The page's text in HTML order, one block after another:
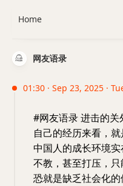
网友语录
01:30 · Sep 23, 2025 ·
#网友语录 进击的
自己的经历来看，就
中国人的成长环境
不教，甚至打压，
恐就是缺乏社会化的
Home